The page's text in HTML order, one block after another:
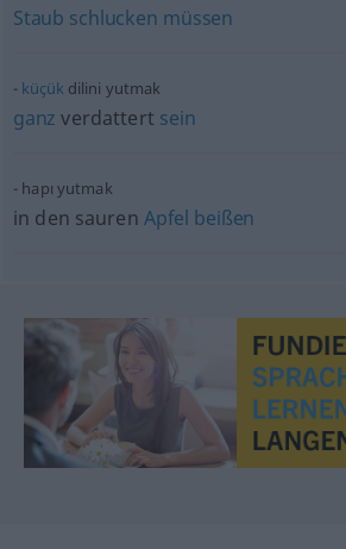
Staub schlucken müssen
küçükdilini yutmak
ganz verdattert sein
hapı yutmak
in den sauren Apfel beißen